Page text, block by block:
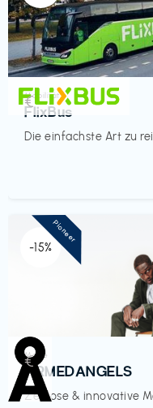
Mobilität
FlixBus
Die einfachste Art zu
€‎
-15%
Mode
ARMEDANGELS
Zeitlose & innovative
€‎
Pioneer